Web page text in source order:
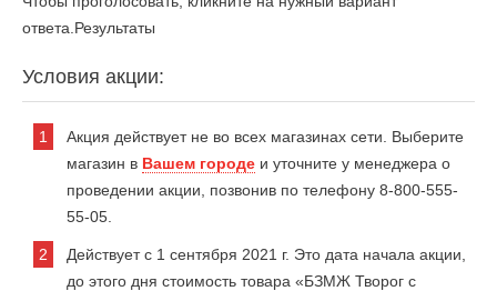
ответа. Результаты
Условия акции:
Акция действует не во всех магазинах сети. Выберите
магазин в Вашем городе и уточните у менеджера о
проведении акции, позвонив по телефону 8-800-555-
55-05.
Действует с 1 сентября 2021 г. Это дата начала акции,
до этого дня стоимость товара «БЗМЖ Творог с